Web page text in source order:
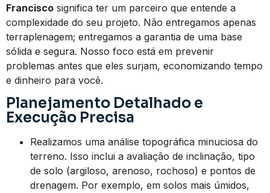
Francisco significa ter um parceiro que entende a
complexidade do seu projeto. Não entregamos apenas
terraplenagem; entregamos a garantia de uma base
sólida e segura. Nosso foco está em prevenir
problemas antes que eles surjam, economizando tempo
e dinheiro para você.
Planejamento Detalhado e
Execução Precisa
Realizamos uma análise topográfica minuciosa do
terreno. Isso inclui a avaliação de inclinação, tipo
de solo (argiloso, arenoso, rochoso) e pontos de
drenagem. Por exemplo, em solos mais úmidos,